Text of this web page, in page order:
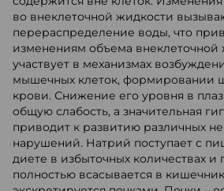
во внеклеточной жидкости
перераспределение воды, что
изменениям объема внеклеточной
участвует в механизмах
мышечных клеток, формировании
крови. Снижение его уровня в
общую слабость, а значительная
приводит к развитию различных
нарушений. Натрий поступает с
диете в избыточных количествах и
полностью всасывается в